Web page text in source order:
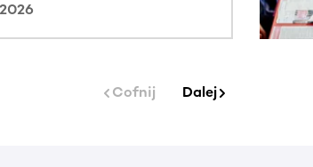
Cofnij Dalej